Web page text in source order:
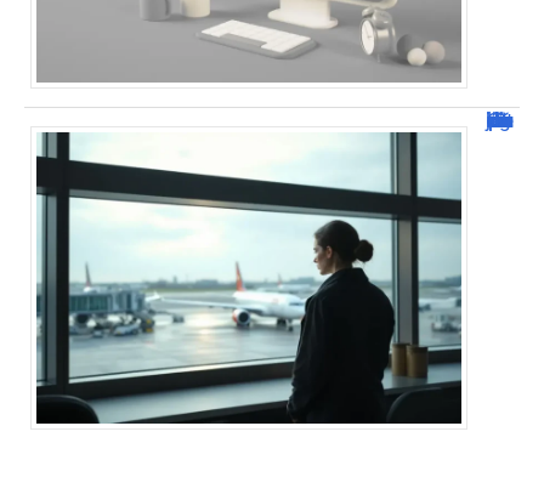
Combien de jour pour un décès d’un parent à l’étranger ?